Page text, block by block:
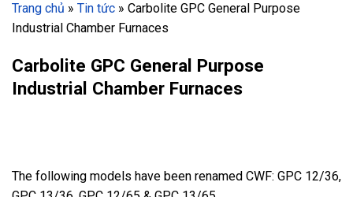
Trang chủ » Tin tức » Carbolite GPC General Purpose
Industrial Chamber Furnaces
Carbolite GPC General Purpose
Industrial Chamber Furnaces
The following models have been renamed CWF: GPC 12/36,